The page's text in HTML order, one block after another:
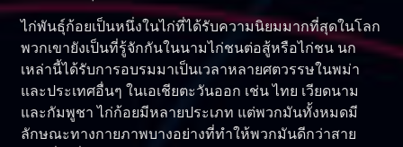
ไก่พันธุ์ก้อยเป็นหนึ่งในไก่ที่ได้รับความนิยมมากที่สุดในโลก
พวกเขายังเป็นที่รู้จักกันในนามไก่ชนต่อสู้หรือไก่ชน นก
เหล่านี้ได้รับการอบรมมาเป็นเวลาหลายศตวรรษในพม่า
และประเทศอื่นๆ ในเอเชียตะวันออก เช่น ไทย เวียดนาม
และกัมพูชา ไก่ก้อยมีหลายประเภท แต่พวกมันทั้งหมดมี
ลักษณะทางกายภาพบางอย่างที่ทำให้พวกมันดีกว่าสาย